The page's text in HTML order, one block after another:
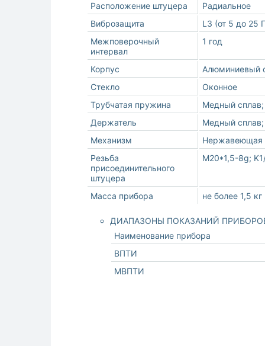
Расположение штуцера
Радиальное
Виброзащита
L3 (от 5 до 25
Межповерочный
интервал
1 год
Корпус
Алюминиевый
Стекло
Оконное
Трубчатая пружина
Медный
Держатель
Медный
Механизм
Нержавеющая
Резьба
присоединительного
штуцера
М20*1,5-8g;
Масса прибора не более 1,5 кг
ДИАПАЗОНЫ ПОКАЗАНИЙ
Наименование прибора
ВПТИ
МВПТИ